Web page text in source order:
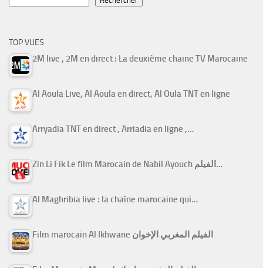
TOP VUES
2M live , 2M en direct : La deuxième chaine TV Marocaine
Al Aoula Live, Al Aoula en direct, Al Oula TNT en ligne
Arryadia TNT en direct , Arriadia en ligne ,…
Zin Li Fik Le film Marocain de Nabil Ayouch الفيلم…
Al Maghribia live : la chaîne marocaine qui…
Film marocain Al Ikhwane الفيلم المغربي الإخوان